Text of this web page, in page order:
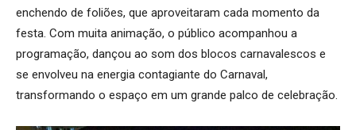
enchendo de foliões, que aproveitaram cada momento da
festa. Com muita animação, o público acompanhou a
programação, dançou ao som dos blocos carnavalescos e
se envolveu na energia contagiante do Carnaval,
transformando o espaço em um grande palco de celebração.